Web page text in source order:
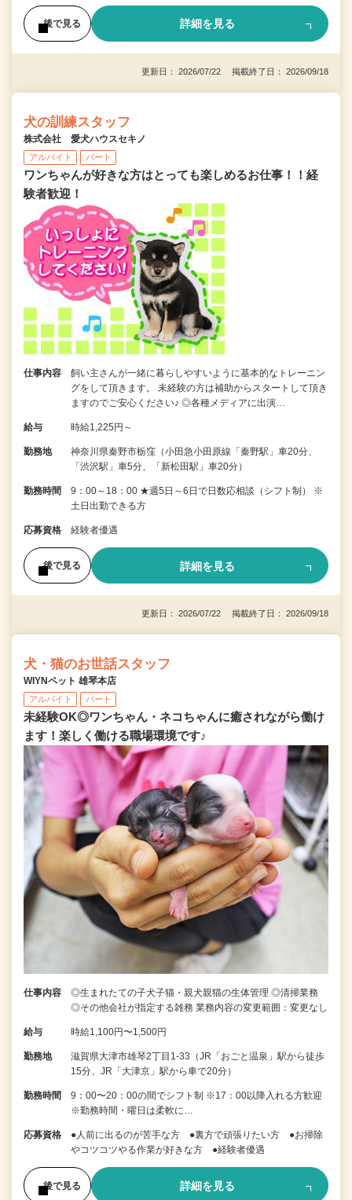
後で見る 詳細を見る
更新日： 2026/07/22 掲載終了日： 2026/09/18
犬の訓練スタッフ
株式会社 愛犬ハウスセキノ
アルバイト パート
ワンちゃんが好きな方はとっても楽しめるお仕事！！経
験者歓迎！
仕事内容
飼い主さんが一緒に暮らしやすいように基本的なトレーニン
グをして頂きます。 未経験の方は補助からスタートして頂き
ますのでご安心ください♪ ◎各種メディアに出演…
給与 時給1,225円～
勤務地
神奈川県秦野市栃窪（小田急小田原線「秦野駅」車20分、
「渋沢駅」車5分、「新松田駅」車20分）
勤務時間
9：00～18：00 ★週5日～6日で日数応相談（シフト制） ※
土日出勤できる方
応募資格 経験者優遇
後で見る 詳細を見る
更新日： 2026/07/22 掲載終了日： 2026/09/18
犬・猫のお世話スタッフ
WIYNペット 雄琴本店
アルバイト パート
未経験OK◎ワンちゃん・ネコちゃんに癒されながら働け
ます！楽しく働ける職場環境です♪
仕事内容
◎生まれたての子犬子猫・親犬親猫の生体管理 ◎清掃業務
◎その他会社が指定する雑務 業務内容の変更範囲：変更なし
給与 時給1,100円〜1,500円
勤務地
滋賀県大津市雄琴2丁目1-33（JR「おごと温泉」駅から徒歩
15分、JR「大津京」駅から車で20分）
勤務時間
9：00〜20：00の間でシフト制 ※17：00以降入れる方歓迎
※勤務時間・曜日は柔軟に…
応募資格
●人前に出るのが苦手な方 ●裏方で頑張りたい方 ●お掃除
やコツコツやる作業が好きな方 ●経験者優遇
後で見る 詳細を見る